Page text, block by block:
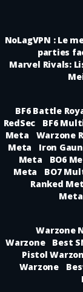
NoLagVPN : Le
parties
Marvel Rivals:
BF6 Battle
RedSec
BF6
Meta
Warzone
Meta
Iron
Meta
BO6
Meta
BO7
Ranked
Meta
Warzone
Warzone
Best
Pistol
Warzone